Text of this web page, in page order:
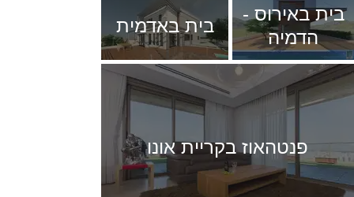
בית באירוס -
הדמיה
בית באדמית
פנטהאוז בקריית אונו